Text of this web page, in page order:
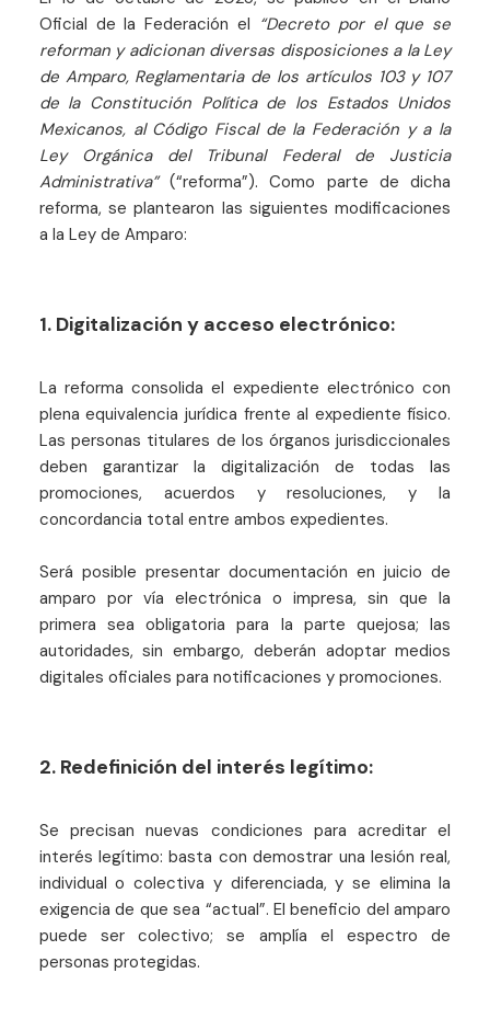
Oficial de la Federación el “Decreto por el que se
reforman y adicionan diversas disposiciones a la Ley
de Amparo, Reglamentaria de los artículos 103 y 107
de la Constitución Política de los Estados Unidos
Mexicanos, al Código Fiscal de la Federación y a la
Ley Orgánica del Tribunal Federal de Justicia
Administrativa”(“reforma”). Como parte de dicha
reforma, se plantearon las siguientes modificaciones
a la Ley de Amparo:
1. Digitalización y acceso electrónico:
La reforma consolida el expediente electrónico con
plena equivalencia jurídica frente al expediente físico.
Las personas titulares de los órganos jurisdiccionales
deben garantizar la digitalización de todas las
promociones, acuerdos y resoluciones, y la
concordancia total entre ambos expedientes.
Será posible presentar documentación en juicio de
amparo por vía electrónica o impresa, sin que la
primera sea obligatoria para la parte quejosa; las
autoridades, sin embargo, deberán adoptar medios
digitales oficiales para notificaciones y promociones.
2. Redefinición del interés legítimo:
Se precisan nuevas condiciones para acreditar el
interés legítimo: basta con demostrar una lesión real,
individual o colectiva y diferenciada, y se elimina la
exigencia de que sea “actual”. El beneficio del amparo
puede ser colectivo; se amplía el espectro de
personas protegidas.